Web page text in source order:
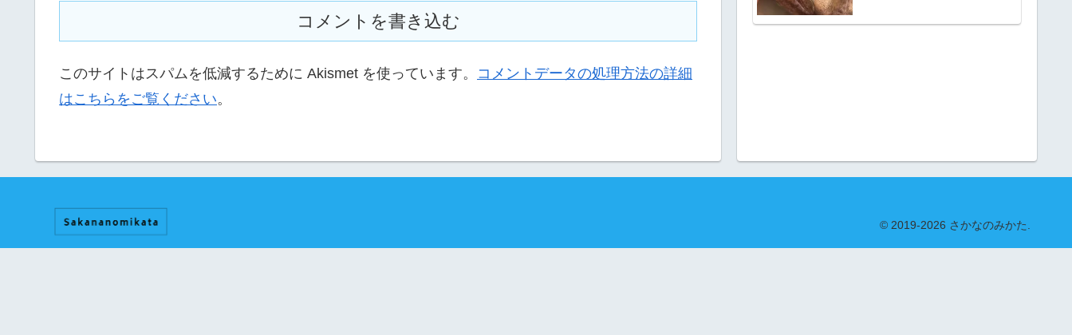
コメントを書き込む
このサイトはスパムを低減するために Akismet を使っています。 コメントデータの処理方法の詳細
はこちらをご覧ください。
© 2019-2026 さかなのみかた.